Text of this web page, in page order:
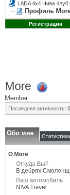
LADA 4x4 Нива
Профиль
Регистрация
More
Member
Последняя активность:
Обо мне Статистика
О More
Откуда Вы?
В дебрях
Ваш автомобиль
NIVA Travel